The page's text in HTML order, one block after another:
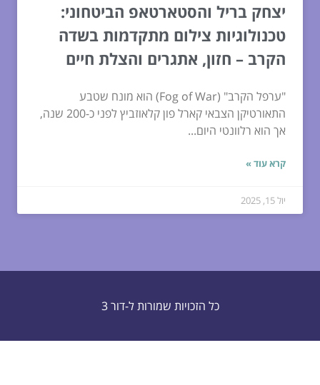
יצחק בריל והסטארטאפ הביטחוני:
טכנולוגיות צילום מתקדמות בשדה
הקרב – חזון, אתגרים והצלת חיים
"ערפל הקרב" (Fog of War) הוא מונח שטבע
התאורטיקן הצבאי קארל פון קלאוזביץ לפני כ-200 שנה,
אך הוא רלוונטי היום...
קרא עוד »
יול 15, 2025
כל הזכויות שמורות ל-דור 3